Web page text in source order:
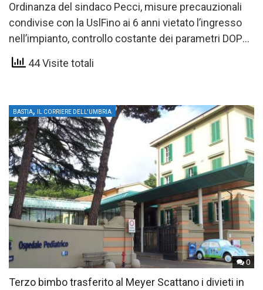
Ordinanza del sindaco Pecci, misure precauzionali
condivise con la UslFino ai 6 anni vietato l’ingresso
nell’impianto, controllo costante dei parametri DOPO
I CONTAGIChiusa anche la…
44 Visite totali
0
BASTIA, IL CORRIERE DELL'UMBRIA
Terzo bimbo trasferito al Meyer Scattano i divieti in